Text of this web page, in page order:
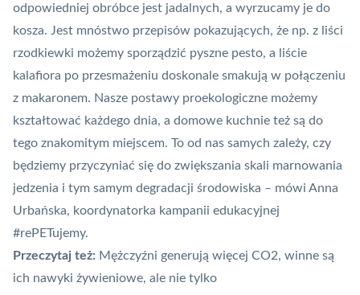
odpowiedniej obróbce jest jadalnych, a wyrzucamy je do
kosza. Jest mnóstwo przepisów pokazujących, że np. z liści
rzodkiewki możemy sporządzić pyszne pesto, a liście
kalafiora po przesmażeniu doskonale smakują w połączeniu
z makaronem. Nasze postawy proekologiczne możemy
kształtować każdego dnia, a domowe kuchnie też są do
tego znakomitym miejscem. To od nas samych zależy, czy
będziemy przyczyniać się do zwiększania skali marnowania
jedzenia i tym samym degradacji środowiska – mówi Anna
Urbańska, koordynatorka kampanii edukacyjnej
#rePETujemy.
Przeczytaj też: Mężczyźni generują więcej CO2, winne są
ich nawyki żywieniowe, ale nie tylko